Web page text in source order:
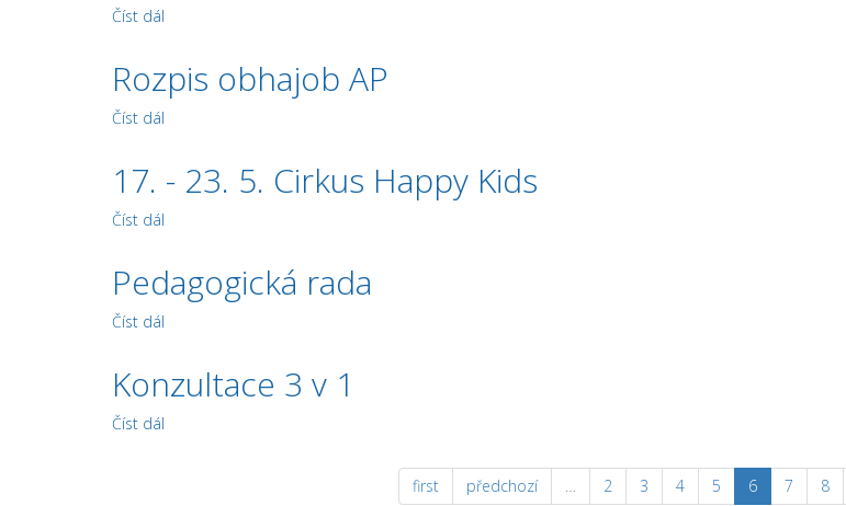
Číst dál
Rozpis obhajob AP
Číst dál
17. - 23. 5. Cirkus Happy Kids
Číst dál
Pedagogická rada
Číst dál
Konzultace 3 v 1
Číst dál
first předchozí … 2 3 4 5 6 7 8